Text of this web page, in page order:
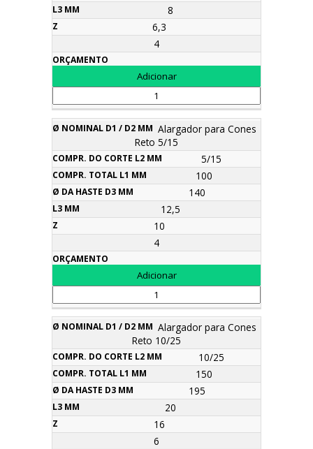
8
6,3
4
Alargador para Cones
Reto 5/15
5/15
100
140
12,5
10
4
Alargador para Cones
Reto 10/25
10/25
150
195
20
16
6